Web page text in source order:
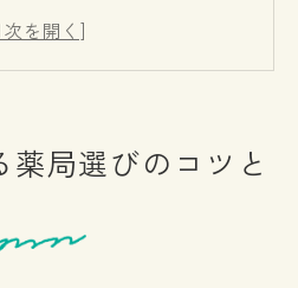
がもたらす安心感
局選びのコツと